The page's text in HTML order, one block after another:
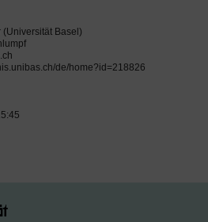
(Universität Basel)
de/home?id=218826